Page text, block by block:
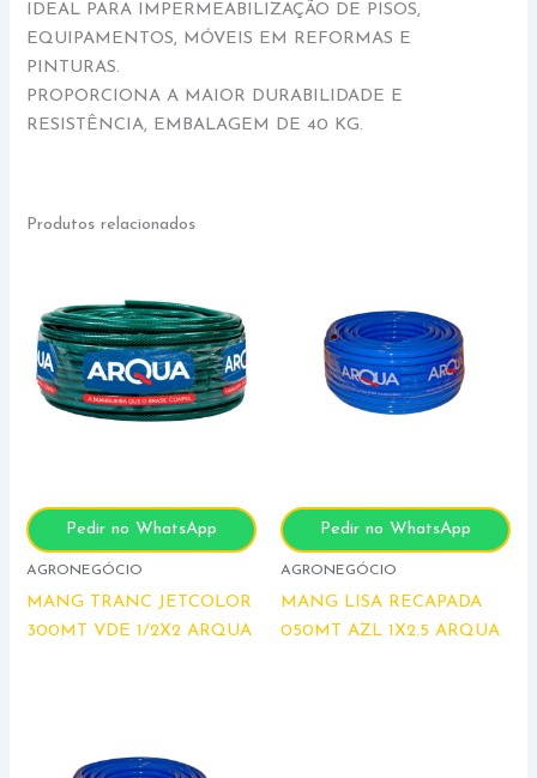
IDEAL PARA IMPERMEABILIZAÇÃO DE PISOS,
EQUIPAMENTOS, MÓVEIS EM REFORMAS E
PINTURAS.
PROPORCIONA A MAIOR DURABILIDADE E
RESISTÊNCIA, EMBALAGEM DE 40 KG.
Produtos relacionados
Pedir no WhatsApp
AGRONEGÓCIO
MANG TRANC JETCOLOR
300MT VDE 1/2X2 ARQUA
Pedir no WhatsApp
AGRONEGÓCIO
MANG LISA RECAPADA
050MT AZL 1X2.5 ARQUA